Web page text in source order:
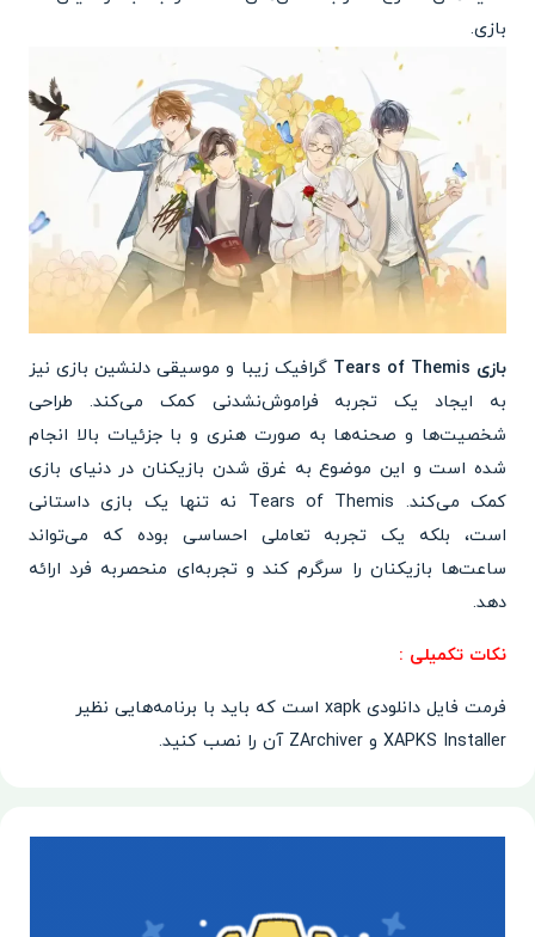
بازی.
بازی Tears of Themis
گرافیک زیبا و موسیقی دلنشین بازی نیز
به ایجاد یک تجربه فراموش‌نشدنی کمک می‌کند. طراحی
شخصیت‌ها و صحنه‌ها به صورت هنری و با جزئیات بالا انجام
شده است و این موضوع به غرق شدن بازیکنان در دنیای بازی
کمک می‌کند. Tears of Themis نه تنها یک بازی داستانی
است، بلکه یک تجربه تعاملی احساسی بوده که می‌تواند
ساعت‌ها بازیکنان را سرگرم کند و تجربه‌ای منحصربه فرد ارائه
دهد.
نکات تکمیلی :
فرمت فایل دانلودی xapk است که باید با برنامه‌هایی نظیر
XAPKS Installer و ZArchiver آن را نصب کنید.